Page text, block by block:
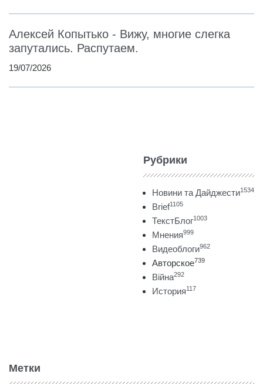
Алексей Копытько - Вижу, многие слегка
запутались. Распутаем.
19/07/2026
Рубрики
Новини та Дайджести1534
Brief1105
ТекстБлог1003
Мнения999
Видеоблоги962
Авторское739
Війна292
История117
Метки